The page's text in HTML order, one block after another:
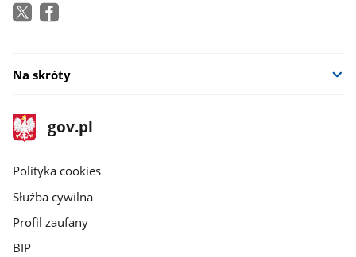
Na skróty
stopka
gov.pl
Strona
gov.pl
gov.pl
Polityka cookies
Służba cywilna
Profil zaufany
BIP